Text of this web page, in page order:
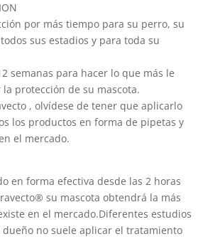
por más tiempo para su perro, su
sus estadios y para toda su
semanas para hacer lo que más le
protección de su mascota.
, olvídese de tener que aplicarlo
los productos en forma de pipetas y
el mercado.
en forma efectiva desde las 2 horas
su mascota obtendrá la más
en el mercado.Diferentes estudios
no suele aplicar el tratamiento